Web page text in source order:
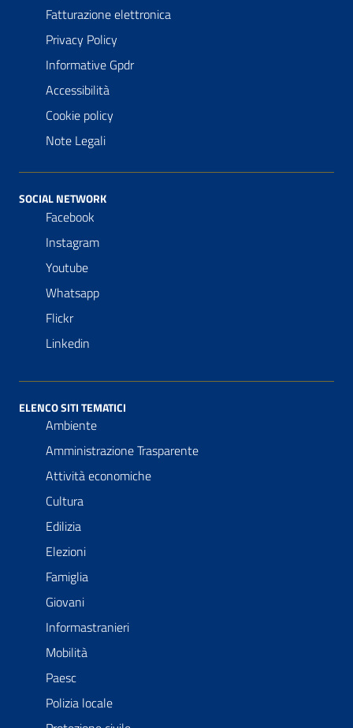
Fatturazione elettronica
Privacy Policy
Informative Gpdr
Accessibilità
Cookie policy
Note Legali
SOCIAL NETWORK
Facebook
Instagram
Youtube
Whatsapp
Flickr
Linkedin
ELENCO SITI TEMATICI
Ambiente
Amministrazione Trasparente
Attività economiche
Cultura
Edilizia
Elezioni
Famiglia
Giovani
Informastranieri
Mobilità
Paesc
Polizia locale